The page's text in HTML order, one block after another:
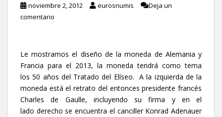
noviembre 2, 2012 eurosnumis
Deja un
comentario
Le mostramos el diseño de la moneda de Alemania y
Francia para el 2013, la moneda tendrá como tema
los 50 años del Tratado del Elíseo. A la izquierda de la
moneda está el retrato del entonces presidente francés
Charles de Gaulle, incluyendo su firma y en el
lado derecho se encuentra el canciller Konrad Adenauer